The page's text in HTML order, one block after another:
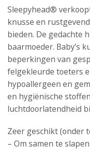
Sleepyhead®
knusse en
bieden. De gedachte
baarmoeder. Baby’s
beperkingen van
felgekleurde toeters
hypoallergeen en
en hygiënische
luchtdoorlatendheid
Zeer geschikt (onder
– Om samen te slapen